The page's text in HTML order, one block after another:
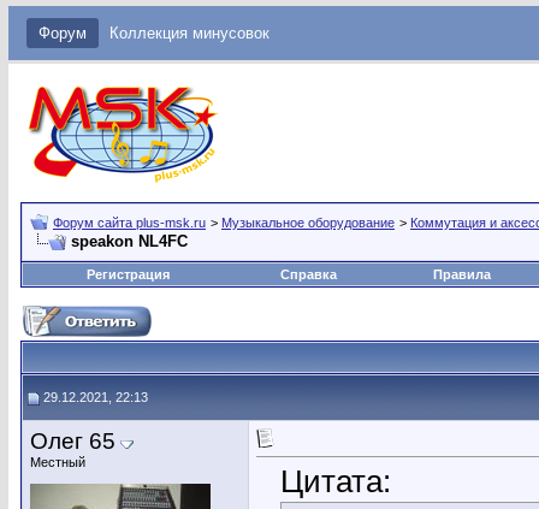
Форум Коллекция минусовок
Форум сайта plus-msk.ru > Музыкальное оборудование > Коммутация и
speakon NL4FC
Регистрация Справка Правила
29.12.2021, 22:13
Олег 65
Местный
Цитата: